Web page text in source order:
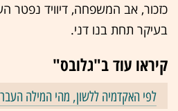
כזכור, אב המשפחה, דיוויד נפטר
בעיקר תחת בנו דני.
קיראו עוד ב"גלובס"
לפי האקדמיה ללשון, מהי המילה